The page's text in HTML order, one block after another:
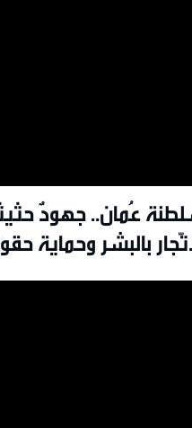
عُمان.. جهودٌ
بالبشر وحماية